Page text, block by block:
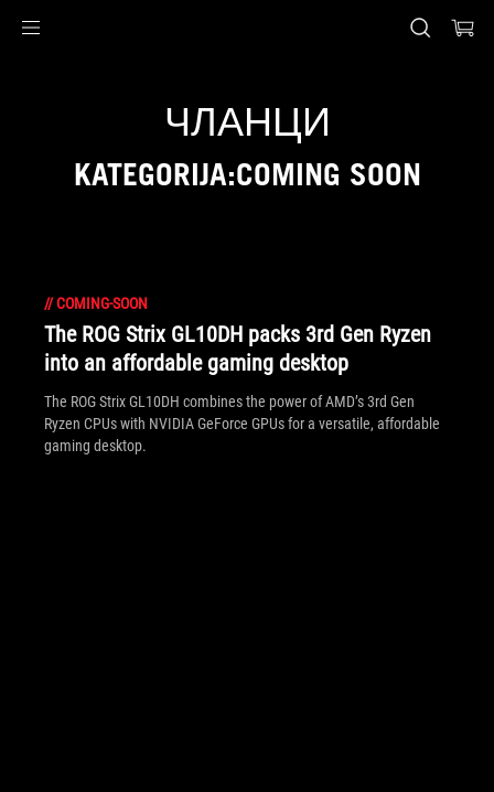
ЧЛАНЦИ
KATEGORIJA:COMING SOON
//COMING-SOON
The ROG Strix GL10DH packs 3rd Gen Ryzen
into an affordable gaming desktop
The ROG Strix GL10DH combines the power of AMD’s 3rd Gen
Ryzen CPUs with NVIDIA GeForce GPUs for a versatile, affordable
gaming desktop.